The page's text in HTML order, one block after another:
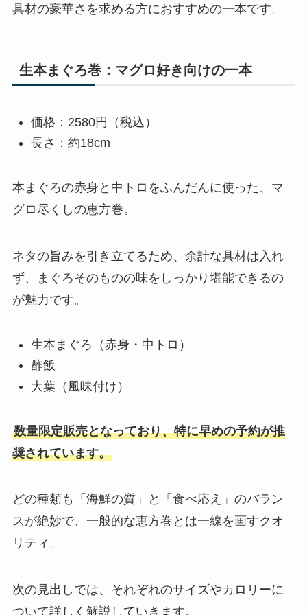
具材の豪華さを求める方におすすめの一本です。
生本まぐろ巻：マグロ好き向けの一本
価格：2580円（税込）
長さ：約18cm
本まぐろの赤身と中トロをふんだんに使った、マ
グロ尽くしの恵方巻。
ネタの旨みを引き立てるため、余計な具材は入れ
ず、まぐろそのものの味をしっかり堪能できるの
が魅力です。
生本まぐろ（赤身・中トロ）
酢飯
大葉（風味付け）
数量限定販売となっており、特に早めの予約が推
奨されています。
どの種類も「海鮮の質」と「食べ応え」のバラン
スが絶妙で、一般的な恵方巻とは一線を画すクオ
リティ。
次の見出しでは、それぞれのサイズやカロリーに
ついて詳しく解説していきます。